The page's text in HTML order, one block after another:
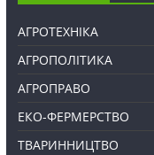
АГРОТЕХНІКА
АГРОПОЛІТИКА
АГРОПРАВО
ЕКО-ФЕРМЕРСТВО
ТВАРИННИЦТВО